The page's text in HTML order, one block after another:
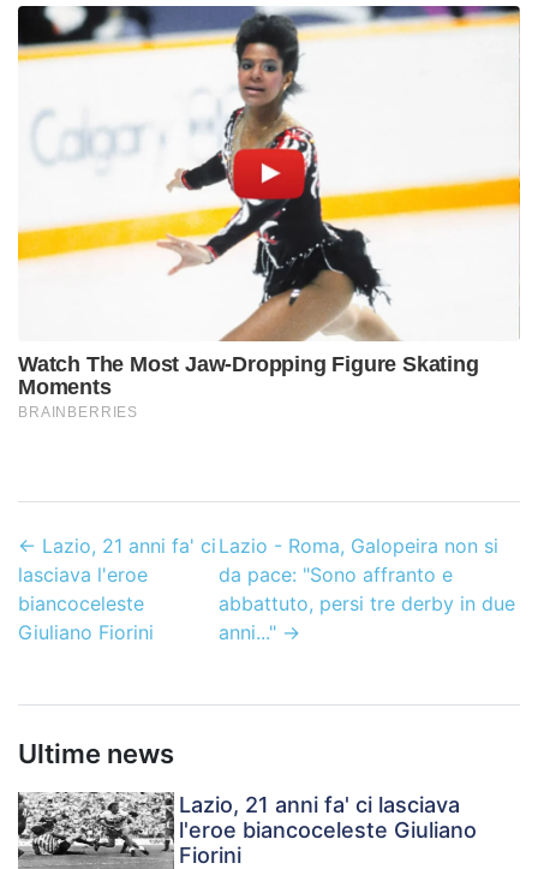
← Lazio, 21 anni fa' ci
lasciava l'eroe
biancoceleste
Giuliano Fiorini
Lazio - Roma, Galopeira non si
da pace: "Sono affranto e
abbattuto, persi tre derby in due
anni..." →
Ultime news
Lazio, 21 anni fa' ci lasciava
l'eroe biancoceleste Giuliano
Fiorini